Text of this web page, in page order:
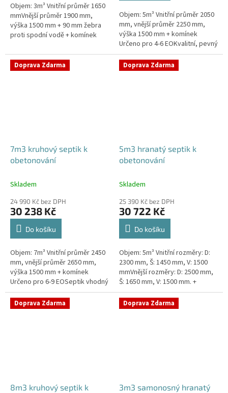
hvězdiček.
Objem: 3m³ Vnitřní průměr 1650
mmVnější průměr 1900 mm,
výška 1500 mm + 90 mm žebra
proti spodní vodě + komínek
septik vhodný do míst s
vysokou...
Objem: 5m³ Vnitřní průměr 2050
mm, vnější průměr 2250 mm,
výška 1500 mm + komínek
Určeno pro 4-6 EOKvalitní, pevný
septik bez potřeby
obetonováníPrůměr a pozici
přítoku a odtoku...
Doprava Zdarma
7m3 kruhový septik k
obetonování
Skladem
24 990 Kč bez DPH
30 238 Kč
Do košíku
Objem: 7m³ Vnitřní průměr 2450
mm, vnější průměr 2650 mm,
výška 1500 mm + komínek
Určeno pro 6-9 EOSeptik vhodný
pod parkovací stání,
komunikace a do jílovité
zeminyPrůměr...
Doprava Zdarma
5m3 hranatý septik k
obetonování
Skladem
25 390 Kč bez DPH
30 722 Kč
Do košíku
Objem: 5m³ Vnitřní rozměry: D:
2300 mm, Š: 1450 mm, V: 1500
mmVnější rozměry: D: 2500 mm,
Š: 1650 mm, V: 1500 mm. +
komínek Určeno pro 4-6
EOSeptik vhodný pod parkovací
stání,...
Doprava Zdarma
8m3 kruhový septik k
Doprava Zdarma
3m3 samonosný hranatý